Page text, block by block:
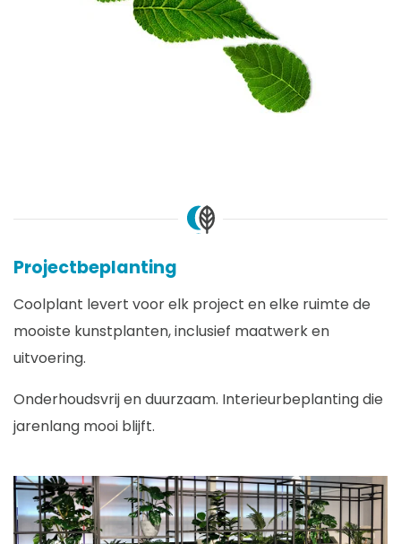
Projectbeplanting
Coolplant levert voor elk project en elke ruimte de
mooiste kunstplanten, inclusief maatwerk en
uitvoering.
Onderhoudsvrij en duurzaam. Interieurbeplanting die
jarenlang mooi blijft.